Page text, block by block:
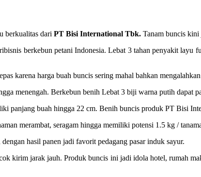
berkualitas dari PT Bisi International Tbk. Tanam buncis kini
berkebun petani Indonesia. Lebat 3 tahan penyakit layu
karena harga buah buncis sering mahal bahkan
menengah. Berkebun benih Lebat 3 biji warna putih dapat
panjang buah hingga 22 cm. Benih buncis produk PT Bisi
merambat, seragam hingga memiliki potensi 1.5 kg /
hasil panen jadi favorit pedagang pasar induk sayur.
kirim jarak jauh. Produk buncis ini jadi idola hotel, rumah